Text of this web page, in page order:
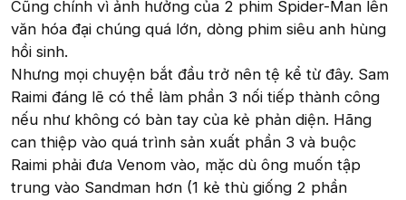
Cũng chính vì ảnh hưởng của 2 phim Spider-Man lên
văn hóa đại chúng quá lớn, dòng phim siêu anh hùng
hồi sinh.
Nhưng mọi chuyện bắt đầu trở nên tệ kể từ đây. Sam
Raimi đáng lẽ có thể làm phần 3 nối tiếp thành công
nếu như không có bàn tay của kẻ phản diện. Hãng
can thiệp vào quá trình sản xuất phần 3 và buộc
Raimi phải đưa Venom vào, mặc dù ông muốn tập
trung vào Sandman hơn (1 kẻ thù giống 2 phần